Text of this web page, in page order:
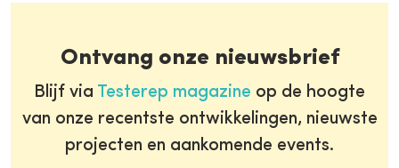
Ontvang onze nieuwsbrief
Blijf via Testerep magazine op de hoogte
van onze recentste ontwikkelingen, nieuwste
projecten en aankomende events.